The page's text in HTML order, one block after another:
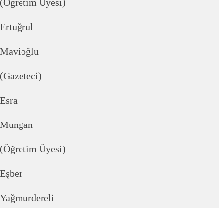
(Öğretim Üyesi)
Ertuğrul
Mavioğlu
(Gazeteci)
Esra
Mungan
(Öğretim Üyesi)
Eşber
Yağmurdereli